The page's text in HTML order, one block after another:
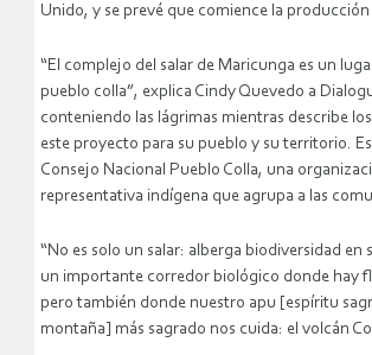
Unido, y se prevé que comience la producción
“El complejo del salar de Maricunga es un
pueblo colla”, explica Cindy Quevedo a
conteniendo las lágrimas mientras describe
este proyecto para su pueblo y su territorio.
Consejo Nacional Pueblo Colla, una
representativa indígena que agrupa a las
“No es solo un salar: alberga biodiversidad en
un importante corredor biológico donde hay
pero también donde nuestro apu [espíritu
montaña] más sagrado nos cuida: el volcán